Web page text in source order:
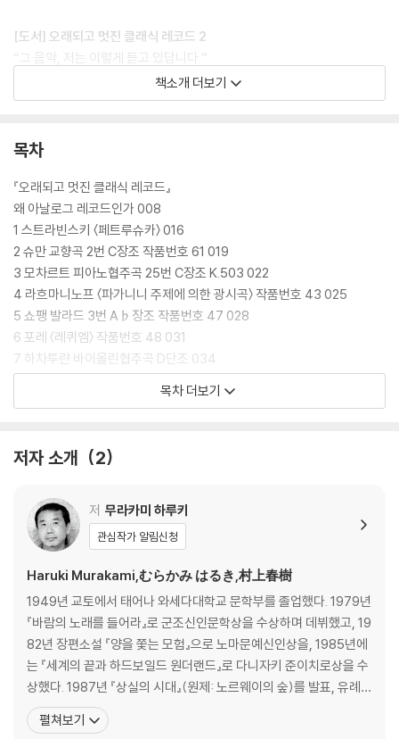
[도서] 오래되고 멋진 클래식 레코드 2
“그 음악, 저는 이렇게 듣고 있답니다.”
무라카미 하루키 문학의 열쇠가 되는 클래식 레코드
무라카미 하루키만의 독보적인 클래식 레코드 라이프
본업인 소설만큼 취미생활에도 진심인 작가 무라카미 하루키. 특히 재즈와
클래식에 대한 깊은 조예와 애정은 그의 작품세계에도 필수적으로 녹아들
어 있다. 더불어 육십 년 가까이 레코드점을 들락거리며 아날로그 레코드
수집을 취미로 삼아온 그는 개인적으로 소장중인 1만 5천여 장 가운데 48
6장의 클래식 레코드와 100여 곡의 클래식 음악에 관한 이야기를 담은 에
세이 『오래되고 멋진 클래식 레코드』를 통해 자신만의 특별한 컬렉션을 공
개한 바 있다.
이번에는 거기서 그치지 않고 음악에 대해 좀더 쓰고 싶다는 마음으로 후
[도서] 데이비드 스톤 마틴의 멋진 세계
음악과 디자인이라는 그 화려하고 변화무쌍한 세계에서
무라카미 하루키가 아티스트를 사랑하는 법
성실한 창작자이자 진지한 취미인인 무라카미 하루키
그의 세계를 이해하는 중요한 키워드 ‘재즈’
무라카미 하루키의 세계를 이해하는 데 빼놓을 수 없는 키워드 ‘재즈’. 재즈
애호가이자 LP 수집을 진지한 취미로 삼고 있는 그가 소장한 재즈 레코드
188장의 재킷을 촬영해 싣고 글을 덧붙여 새로운 재즈 에세이를 선보인다.
책소개 더보기
목차
『오래되고 멋진 클래식 레코드』
왜 아날로그 레코드인가 008
1 스트라빈스키 〈페트루슈카〉 016
2 슈만 교향곡 2번 C장조 작품번호 61 019
3 모차르트 피아노협주곡 25번 C장조 K.503 022
4 라흐마니노프 〈파가니니 주제에 의한 광시곡〉 작품번호 43 025
5 쇼팽 발라드 3번 A♭장조 작품번호 47 028
6 포레 〈레퀴엠〉 작품번호 48 031
7 하차투랸 바이올린협주곡 D단조 034
8 모차르트 교향곡 41번 〈주피터〉 C장조 K.551 037
9 리하르트 슈트라우스 교향시 〈돈키호테〉 작품번호 35 040
12 베토벤 바이올린소나타 9번 〈크로이처〉 A장조 작품번호 47 049
14 본 윌리엄스 〈탈리스 주제에 의한 환상곡〉 055
15 요제프 하이든 피아노소나타 48번 C장조 Hob.ⅩⅥ/35 058
16 요제프 하이든 교향곡 94번 〈놀람〉 G장조 061
17 브람스 간주곡집 작품번호 116, 117, 118, 119 064
18 쇼스타코비치 피아노협주곡 1번 C단조 작품번호 35
쇼스타코비치 피아노협주곡 2번 F장조 작품번호 102 067
19 쇤베르크 〈정화된 밤〉 작품번호 4 오케스트라판 073
20 쇤베르크 〈정화된 밤〉 작품번호 4 현악육중주판 076
21 베토벤 피아노삼중주 7번 〈대공〉 B♭장조 작품번호 97 079
23 베토벤 칠중주 E♭장조 작품번호 20 085
목차 더보기
저자 소개 2
저 무라카미 하루키
관심작가 알림신청
Haruki Murakami,むらかみ はるき,村上春樹
1949년 교토에서 태어나 와세다대학교 문학부를 졸업했다. 1979년
『바람의 노래를 들어라』로 군조신인문학상을 수상하며 데뷔했고, 19
82년 장편소설 『양을 쫓는 모험』으로 노마문예신인상을, 1985년에
는 『세계의 끝과 하드보일드 원더랜드』로 다니자키 준이치로상을 수
상했다. 1987년 『상실의 시대』(원제: 노르웨이의 숲)를 발표, 유례없
는 베스트셀러 선풍과 함께 하루키 신드롬을 일으키며 세계적인 작가
로 떠올랐다. 1994년 『태엽 감는 새』로 요미우리문학상을 수상했고,
펼쳐보기